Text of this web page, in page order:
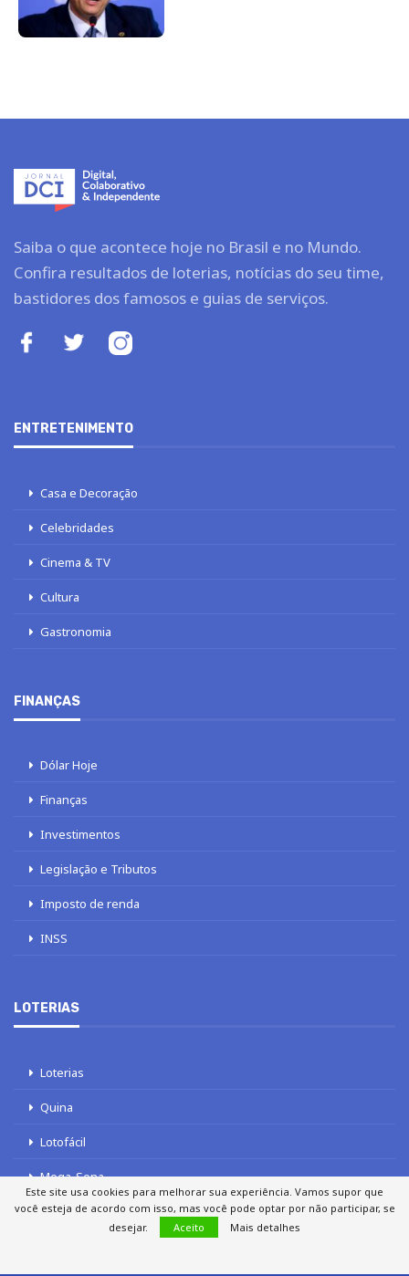
Saiba o que acontece hoje no Brasil e no Mundo.
Confira resultados de loterias, notícias do seu time,
bastidores dos famosos e guias de serviços.
ENTRETENIMENTO
Casa e Decoração
Celebridades
Cinema & TV
Cultura
Gastronomia
FINANÇAS
Dólar Hoje
Finanças
Investimentos
Legislação e Tributos
Imposto de renda
INSS
LOTERIAS
Loterias
Quina
Lotofácil
Mega-Sena
Tele sena
Este site usa cookies para melhorar sua experiência. Vamos supor que
você esteja de acordo com isso, mas você pode optar por não participar, se
desejar.
Aceito Mais detalhes